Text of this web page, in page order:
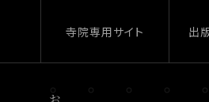
寺院専用サイト 出